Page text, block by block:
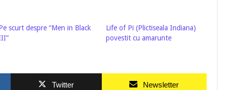
scurt despre “Men in Black
Life of Pi (Plictiseala Indiana)
povestit cu amarunte
Twitter Newsletter